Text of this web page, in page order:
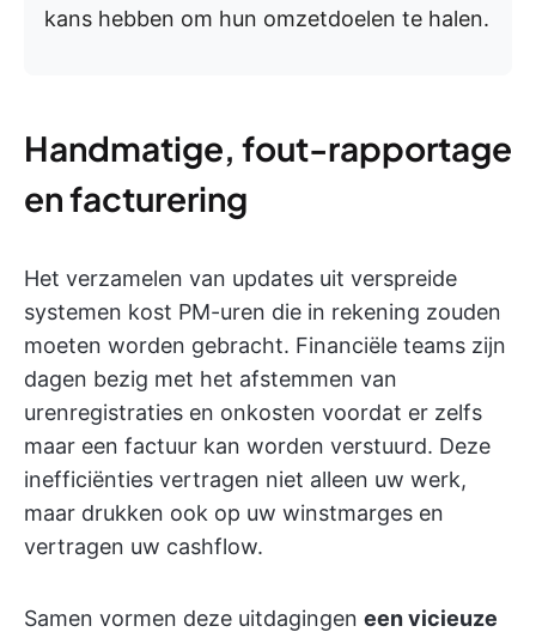
kans hebben om hun omzetdoelen te halen.
Handmatige, fout-rapportage
en facturering
Het verzamelen van updates uit verspreide
systemen kost PM-uren die in rekening zouden
moeten worden gebracht. Financiële teams zijn
dagen bezig met het afstemmen van
urenregistraties en onkosten voordat er zelfs
maar een factuur kan worden verstuurd. Deze
inefficiënties vertragen niet alleen uw werk,
maar drukken ook op uw winstmarges en
vertragen uw cashflow.
Samen vormen deze uitdagingen een vicieuze